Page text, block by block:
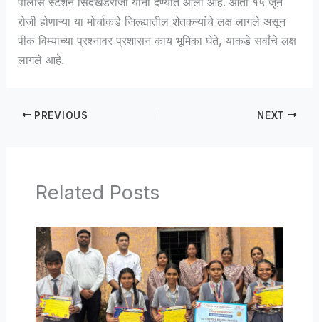
रोजी होणाऱ्या या मोर्चाकडे जिल्ह्यातील शेतकऱ्यांचे लक्ष लागले असून
पीक विम्याच्या प्रश्नावर प्रशासन काय भूमिका घेते, याकडे सर्वांचे लक्ष
लागले आहे.
PREVIOUS NEXT
Related Posts